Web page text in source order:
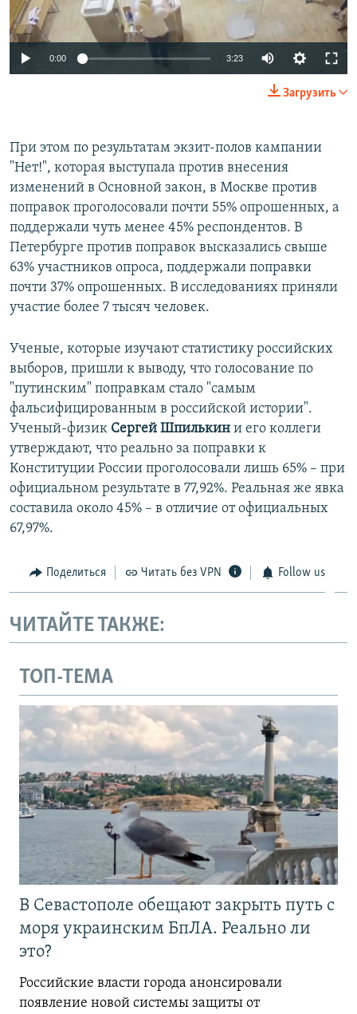
720p 1080p
0:00 3:23
240p
720p
1080p
Загрузить
При этом по результатам экзит-полов кампании
"Нет!", которая выступала против внесения
изменений в Основной закон, в Москве против
поправок проголосовали почти 55% опрошенных, а
поддержали чуть менее 45% респондентов. В
Петербурге против поправок высказались свыше
63% участников опроса, поддержали поправки
почти 37% опрошенных. В исследованиях приняли
участие более 7 тысяч человек.
Ученые, которые изучают статистику российских
выборов, пришли к выводу, что голосование по
"путинским" поправкам стало "самым
фальсифицированным в российской истории".
Ученый-физик Сергей Шпилькин и его коллеги
утверждают, что реально за поправки к
Конституции России проголосовали лишь 65% – при
официальном результате в 77,92%. Реальная же явка
составила около 45% – в отличие от официальных
67,97%.
Поделиться Читать без VPN Follow us
ЧИТАЙТЕ ТАКЖЕ:
ТОП-ТЕМА
В Севастополе обещают закрыть путь с
моря украинским БпЛА. Реально ли
это?
Российские власти города анонсировали
появление новой системы защиты от